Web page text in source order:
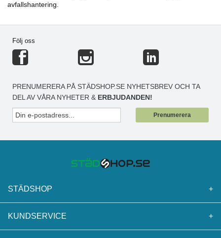
avfallshantering.
Följ oss
PRENUMERERA PÅ STÄDSHOP.SE NYHETSBREV OCH TA
DEL AV VÅRA NYHETER & ERBJUDANDEN!
Prenumerera
STÄDSHOP +
KUNDSERVICE +